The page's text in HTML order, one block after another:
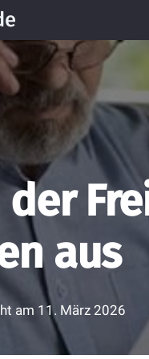
aus
am 11. März 2026